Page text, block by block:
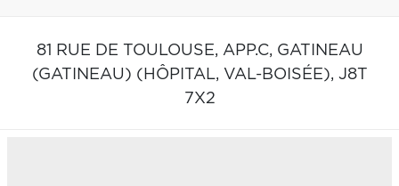
81 RUE DE TOULOUSE, APP.C, GATINEAU
(GATINEAU) (HÔPITAL, VAL-BOISÉE), J8T
7X2